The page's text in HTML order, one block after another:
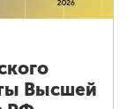
Высшей